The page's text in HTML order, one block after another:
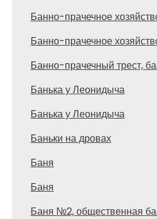
Банно-прачечное
Банно-прачечное
Банно-прачечный трест,
Банька у Леонидыча
Банька у Леонидыча
Баньки на дровах
Баня
Баня
Баня №2, общественная